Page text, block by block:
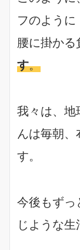
フのように
腰に掛かる
す。
我々は、地
んは毎朝、
す。
今後もずっ
じような生